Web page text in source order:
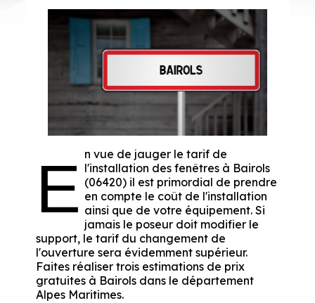
E n vue de jauger le tarif de
l'installation des fenêtres à Bairols
(06420) il est primordial de prendre
en compte le coût de l'installation
ainsi que de votre équipement. Si
jamais le poseur doit modifier le
support, le tarif du changement de
l'ouverture sera évidemment supérieur.
Faites réaliser trois estimations de prix
gratuites à Bairols dans le département
Alpes Maritimes.